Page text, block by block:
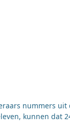
nummers
kunnen dat